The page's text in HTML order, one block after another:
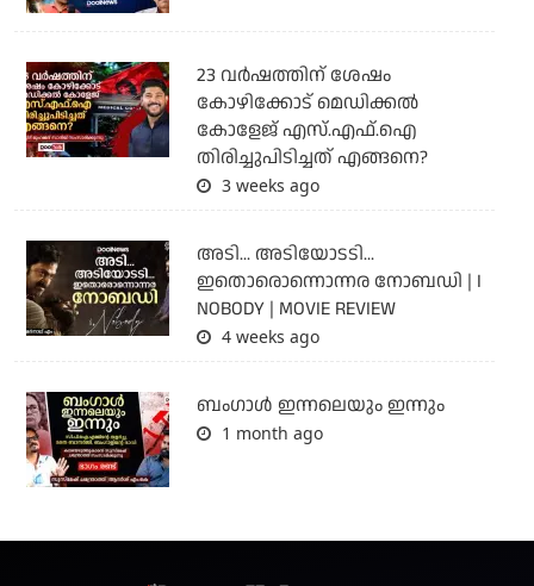
23 വർഷത്തിന് ശേഷം
കോഴിക്കോട് മെഡിക്കൽ
കോളേജ് എസ്.എഫ്.ഐ
തിരിച്ചുപിടിച്ചത് എങ്ങനെ?
3 weeks ago
അടി... അടിയോടടി...
ഇതൊരൊന്നൊന്നര നോബഡി | I
NOBODY | MOVIE REVIEW
4 weeks ago
ബംഗാള്‍ ഇന്നലെയും ഇന്നും
1 month ago